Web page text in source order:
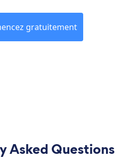
gratuitement
Asked Questions